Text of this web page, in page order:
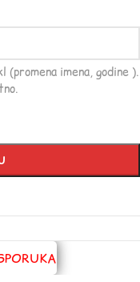
imena, godine ).